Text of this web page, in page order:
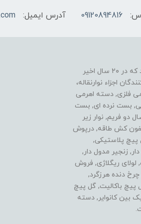
09120894816 آدرس ایمیل:
یکی از موفقیت های ما نوآوری در زمینه ساخت اجزاء نوارنقاله در سال 1380 می باشد که در ۲۰ سال اخیر
اجزاء نوارنقاله،
فلزی, دسته اهرمی
بست نرده ای, بست
دو فریم, نوار زیر
کش طاقه, درپوش
پیچ پلاستیکی,
زنجیر مدول دار,
ریگلاژی, فروش
دنده هرزگرد,
باکالیت, گل پیچ باکالیت, گل پیچ
بین کانوایر, دسته